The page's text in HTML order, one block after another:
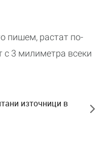
пишем, растат по-
с 3 милиметра всеки
източници в